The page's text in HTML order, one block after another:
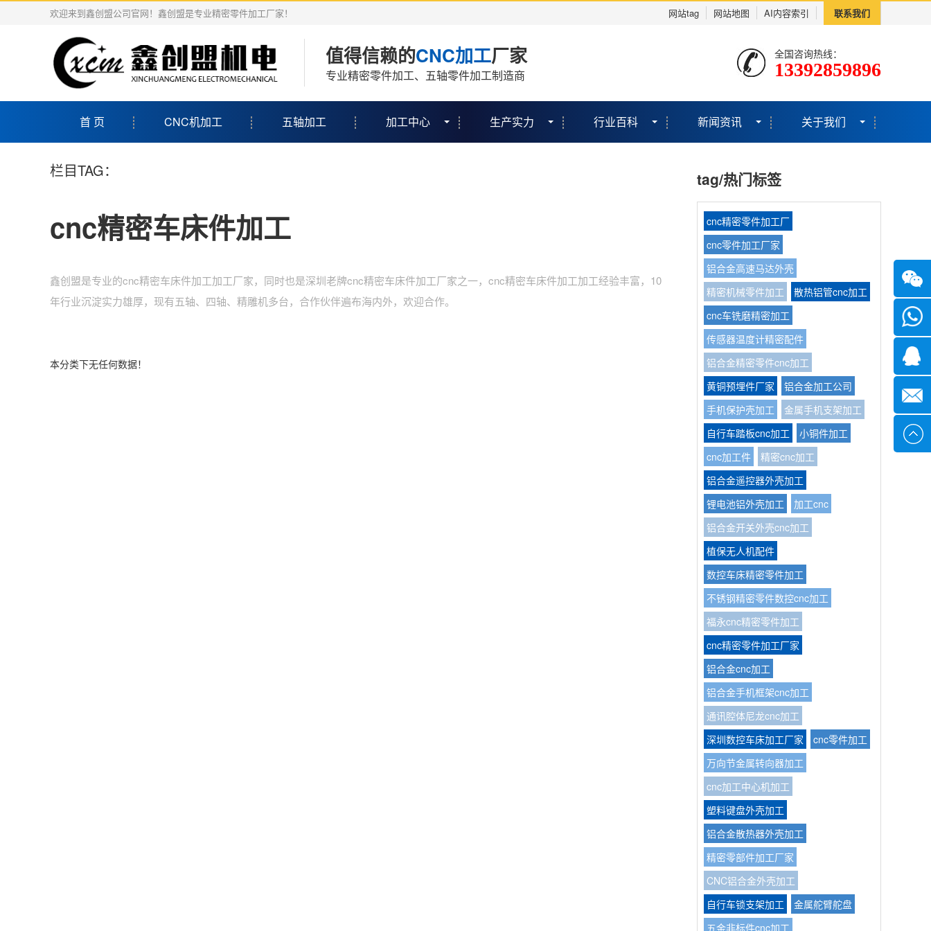
欢迎来到鑫创盟公司官网！鑫创盟是专业精密零件加工厂家！ 网站tag 网站地图 AI内容索引 联系我们
值得信赖的CNC加工厂家
专业精密零件加工、五轴零件加工制造商
全国咨询热线：
13392859896
首 页 CNC机加工 五轴加工 加工中心 生产实力 行业百科 新闻资讯 关于我们
栏目TAG：
cnc精密车床件加工
鑫创盟是专业的cnc精密车床件加工加工厂家，同时也是深圳老牌cnc精密车床件加工厂家之一，cnc精密车床件加工加工经验丰富，10
年行业沉淀实力雄厚，现有五轴、四轴、精雕机多台，合作伙伴遍布海内外，欢迎合作。
本分类下无任何数据！
tag/热门标签
cnc精密零件加工厂
cnc零件加工厂家
铝合金高速马达外壳
精密机械零件加工
散热铝管cnc加工
cnc车铣磨精密加工
传感器温度计精密配件
铝合金精密零件cnc加工
黄铜预埋件厂家
铝合金加工公司
手机保护壳加工
金属手机支架加工
自行车踏板cnc加工
小铜件加工
cnc加工件
精密cnc加工
铝合金遥控器外壳加工
锂电池铝外壳加工
加工cnc
铝合金开关外壳cnc加工
植保无人机配件
数控车床精密零件加工
不锈钢精密零件数控cnc加工
福永cnc精密零件加工
cnc精密零件加工厂家
铝合金cnc加工
铝合金手机框架cnc加工
通讯腔体尼龙cnc加工
深圳数控车床加工厂家
cnc零件加工
万向节金属转向器加工
cnc加工中心机加工
塑料键盘外壳加工
铝合金散热器外壳加工
精密零部件加工厂家
CNC铝合金外壳加工
自行车锁支架加工
金属舵臂舵盘
五金非标件cnc加工
微信